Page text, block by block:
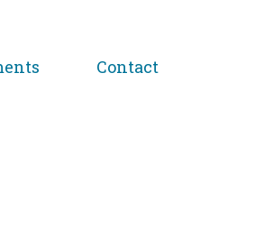
Contact